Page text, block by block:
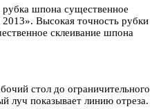
рубка шпона существенное
2013». Высокая точность рубки
склеивание шпона
стол до ограничительного
луч показывает линию отреза.